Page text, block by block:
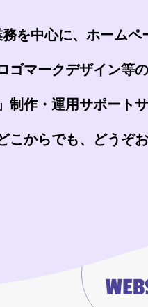
を中心に、ホーム
ゴマークデザイン等
作・運用サポートサ
からでも、どうぞ